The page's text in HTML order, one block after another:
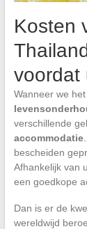
Kosten
voordat
Wanneer we
verschillende
accommodatie
bescheiden
Afhankelijk van
een goedkope
Dan is er de
wereldwijd